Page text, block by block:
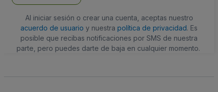
Al iniciar sesión o crear una cuenta, aceptas nuestro
acuerdo de usuario y nuestra política de privacidad. Es
posible que recibas notificaciones por SMS de nuestra
parte, pero puedes darte de baja en cualquier momento.